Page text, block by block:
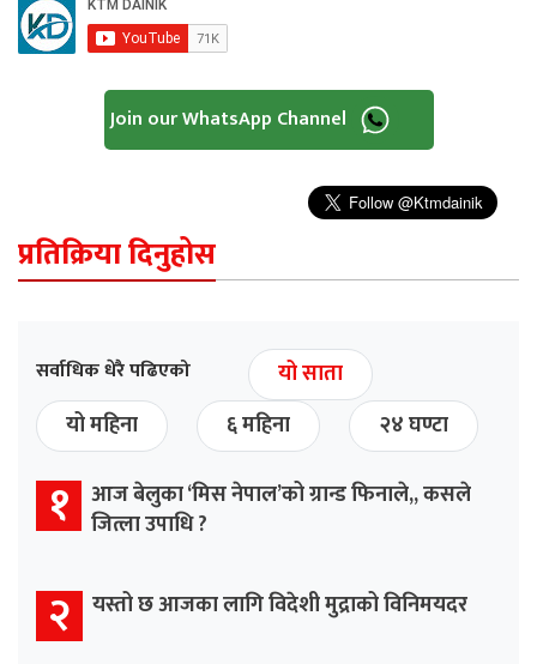
Join our WhatsApp Channel
प्रतिक्रिया दिनुहोस
सर्वाधिक धेरै पढिएको
यो साता
यो महिना
६ महिना २४ घण्टा
१ आज बेलुका ‘मिस नेपाल’को ग्रान्ड फिनाले,, कसले
जित्ला उपाधि ?
२ यस्तो छ आजका लागि विदेशी मुद्राको विनिमयदर